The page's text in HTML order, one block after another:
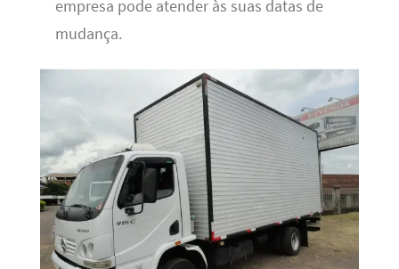
empresa pode atender às suas datas de
mudança.